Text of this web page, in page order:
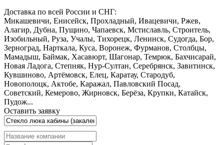
Доставка по всей России и СНГ:
Микашевичи, Енисейск, Прохладный, Ивацевичи, Ржев,
Алагир, Дубна, Пущино, Чапаевск, Мстиславль, Строитель,
Изобильный, Руза, Учалы, Тихорецк, Ленинск, Судогда, Бор,
Зерноград, Нарткала, Куса, Воронеж, Фурманов, Столбцы,
Мамадыш, Баймак, Хасавюрт, Шагонар, Темрюк, Бахчисарай,
Новая Ладога, Степняк, Нур-Султан, Серебрянск, Завитинск,
Кувшиново, Артёмовск, Елец, Каратау, Стародуб,
Новополоцк, Актобе, Каражал, Павловский Посад,
Советский, Кемерово, Жирновск, Берёза, Крупки, Катайск,
Пудож...
Оставить заявку